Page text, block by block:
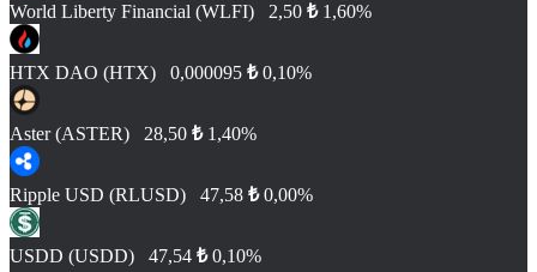
World Liberty Financial (WLFI) 2,50 ₺ 1,60%
HTX DAO (HTX) 0,000095 ₺ 0,10%
Aster (ASTER) 28,50 ₺ 1,40%
Ripple USD (RLUSD) 47,58 ₺ 0,00%
USDD (USDD) 47,54 ₺ 0,10%